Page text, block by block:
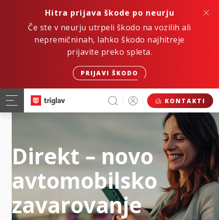
Hitra prijava škode po neurju
Če ste v neurju utrpeli škodo na vozilih ali
nepremičninah, lahko škodo najhitreje
prijavite preko spleta.
PRIJAVI ŠKODO
KONTAKTI
Direkt – novo
avtomobilsko
zavarovanje